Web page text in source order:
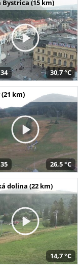
Bystrica (15 km)
30,7 °C
km)
26,5 °C
dolina (22 km)
14,7 °C